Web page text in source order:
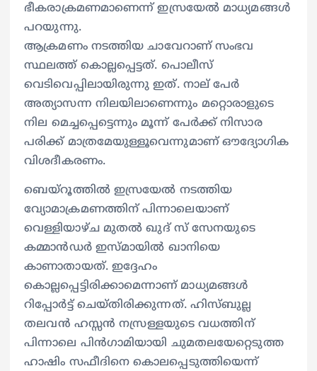
ഭീകരാക്രമണമാണെന്ന് ഇസ്രയേൽ മാധ്യമങ്ങൾ
പറയുന്നു.
ആക്രമണം നടത്തിയ ചാവേറാണ് സംഭവ
സ്ഥലത്ത് കൊല്ലപ്പെട്ടത്. പൊലീസ്
വെടിവെപ്പിലായിരുന്നു ഇത്. നാല് പേർ
അത്യാസന്ന നിലയിലാണെന്നും മറ്റൊരാളുടെ
നില മെച്ചപ്പെട്ടെന്നും മൂന്ന് പേർക്ക് നിസാര
പരിക്ക് മാത്രമേയുള്ളൂവെന്നുമാണ് ഔദ്യോഗിക
വിശദീകരണം.
ബെയ്റൂത്തിൽ ഇസ്രയേൽ നടത്തിയ
വ്യോമാക്രമണത്തിന് പിന്നാലെയാണ്
വെള്ളിയാഴ്ച മുതൽ ഖുദ് സ് സേനയുടെ
കമ്മാൻഡർ ഇസ്മായിൽ ഖാനിയെ
കാണാതായത്. ഇദ്ദേഹം
കൊല്ലപ്പെട്ടിരിക്കാമെന്നാണ് മാധ്യമങ്ങൾ
റിപ്പോർട്ട് ചെയ്തിരിക്കുന്നത്. ഹിസ്ബുല്ല
തലവൻ ഹസ്സൻ നസ്രള്ളയുടെ വധത്തിന്
പിന്നാലെ പിൻഗാമിയായി ചുമതലയേറ്റെടുത്ത
ഹാഷിം സഫീദിനെ കൊലപ്പെടുത്തിയെന്ന്